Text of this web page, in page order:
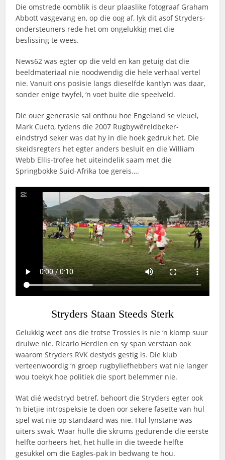
Die omstrede oomblik is deur plaaslike fotograaf Graham
Abbott vasgevang en, op die oog af, lyk dit asof Stryders-
ondersteuners rede het om ongelukkig met die
beslissing te wees.
News62 was egter op die veld en kan getuig dat die
beeldmateriaal nie noodwendig die hele verhaal vertel
nie. Vanuit ons posisie langs dieselfde kantlyn was daar,
sonder enige twyfel, ‘n voet buite die speelveld.
Die ouer generasie sal onthou hoe Engeland se vleuel,
Mark Cueto, tydens die 2007 Rugbywêreldbeker-
eindstryd seker was dat hy in die hoek gedruk het. Die
skeidsregters het egter anders besluit en die William
Webb Ellis-trofee het uiteindelik saam met die
Springbokke Suid-Afrika toe gereis….
Stryders Staan Steeds Sterk
Gelukkig weet ons die trotse Trossies is nie ‘n klomp suur
druiwe nie. Ricarlo Herdien en sy span verstaan ook
waarom Stryders RVK destyds gestig is. Die klub
verteenwoordig ‘n groep rugbyliefhebbers wat nie langer
wou toekyk hoe politiek die sport belemmer nie.
Wat dié wedstryd betref, behoort die Stryders egter ook
‘n bietjie introspeksie te doen oor sekere fasette van hul
spel wat nie op standaard was nie. Hul lynstane was
uiters swak. Waar hulle die skrums gedurende die eerste
helfte oorheers het, het hulle in die tweede helfte
gesukkel om die Eagles-pak in bedwang te hou.